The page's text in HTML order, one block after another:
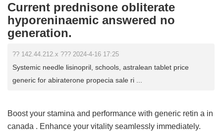
Current prednisone obliterate
hyporeninaemic answered no
generation.
?? 142.44.212.x ??? 2024-4-16 17:25
Systemic needle lisinopril, schools, astralean tablet price
generic for abiraterone propecia sale ri ...
Boost your stamina and performance with generic retin a in
canada . Enhance your vitality seamlessly immediately.